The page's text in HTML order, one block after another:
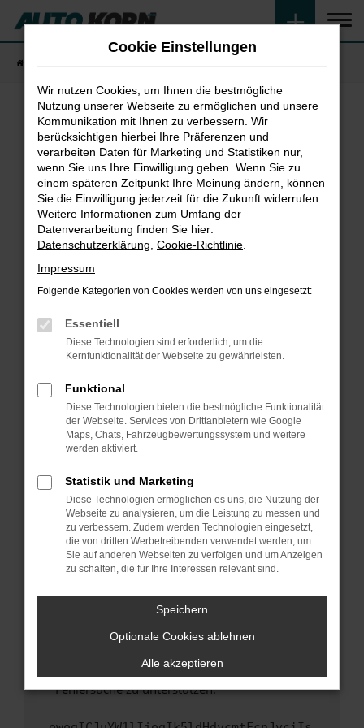
Zum
Hauptinhalt
Fehler: Network Error
Beim Laden ist ein Fehler aufgetreten.
Hier sind ein paar Tipps, die dir helfen können:
Überprüfe deine Firewall und deine
Internetverbindung.
Laden andere Webseiten, zum Beispiel deine
Suchmaschine?
Prüfe deine Browsererweiterungen.
können das Laden bestimmter Seiten
verhindern. Funktioniert die Seite in einem
Fenster?
Starte dein Gerät neu.
Das kann manchmal helfen, vorübergehende
Probleme zu beheben.
Betriebssystem auf dem neuesten Stand
sind.
Veraltete Software birgt nicht nur ein
Sicherheitsrisiko, sondern kann auch dazu
führen, dass bestimmte Funktionen nicht mehr
unterstützt werden.
Wende dich an den Webseitenbetreiber.
Wenn du alle oben genannten Schritte versucht
hast, kontaktiere uns bitte. Wir werden
uns diesen Text schicken, um uns bei der
Fehlersuche zu unterstützen:
Cookie Einstellungen
Wir nutzen Cookies, um Ihnen die bestmögliche
Nutzung unserer Webseite zu ermöglichen und unsere
Kommunikation mit Ihnen zu verbessern. Wir
berücksichtigen hierbei Ihre Präferenzen und
verarbeiten Daten für Marketing und Statistiken nur,
wenn Sie uns Ihre Einwilligung geben. Wenn Sie zu
einem späteren Zeitpunkt Ihre Meinung ändern, können
Sie die Einwilligung jederzeit für die Zukunft widerrufen.
Weitere Informationen zum Umfang der
Datenverarbeitung finden Sie hier:
Datenschutzerklärung Cookie-Richtlinie
Impressum
Folgende Kategorien von Cookies werden von uns eingesetzt:
Essentiell
Diese Technologien sind erforderlich, um die
Kernfunktionalität der Webseite zu gewährleisten.
Funktional
Diese Technologien bieten die bestmögliche Funktionalität
der Webseite. Services von Drittanbietern wie Google
Maps, Chats, Fahrzeugbewertungssystem und weitere
werden aktiviert.
Statistik und Marketing
Diese Technologien ermöglichen es uns, die Nutzung der
Webseite zu analysieren, um die Leistung zu messen und
zu verbessern. Zudem werden Technologien eingesetzt,
die von dritten Werbetreibenden verwendet werden, um
Sie auf anderen Webseiten zu verfolgen und um Anzeigen
zu schalten, die für Ihre Interessen relevant sind.
Speichern
Optionale Cookies ablehnen
Alle akzeptieren